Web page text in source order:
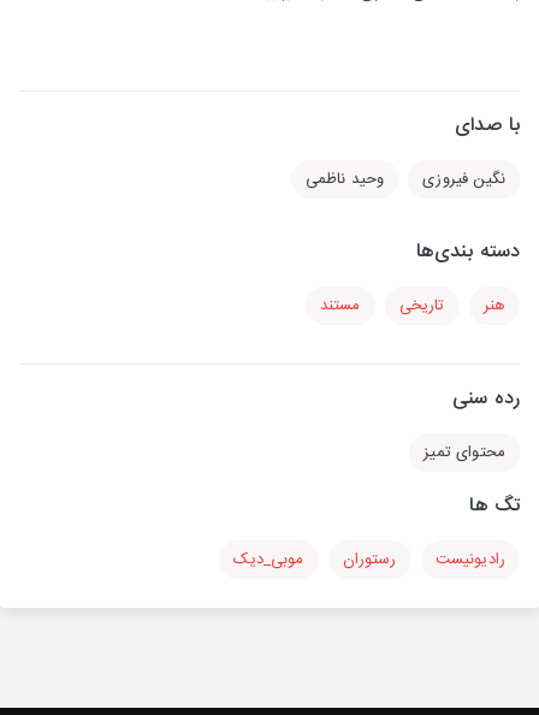
با صدای
نگین فیروزی وحید ناظمی
دسته بندی‌ها
هنر تاریخی مستند
رده سنی
محتوای تمیز
تگ ها
رادیونیست رستوران موبی_دیک